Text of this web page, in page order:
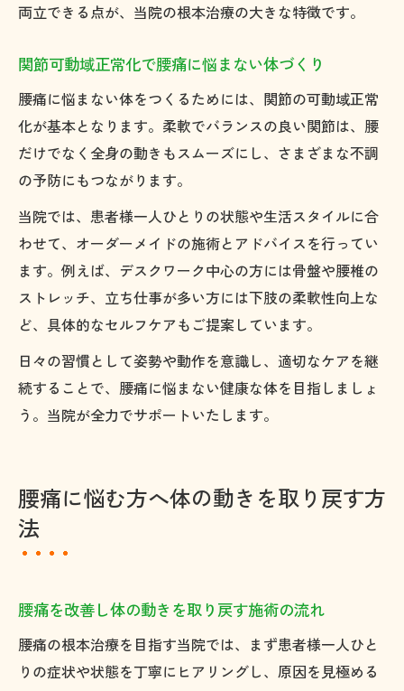
両立できる点が、当院の根本治療の大きな特徴です。
関節可動域正常化で腰痛に悩まない体づくり
腰痛に悩まない体をつくるためには、関節の可動域正常
化が基本となります。柔軟でバランスの良い関節は、腰
だけでなく全身の動きもスムーズにし、さまざまな不調
の予防にもつながります。
当院では、患者様一人ひとりの状態や生活スタイルに合
わせて、オーダーメイドの施術とアドバイスを行ってい
ます。例えば、デスクワーク中心の方には骨盤や腰椎の
ストレッチ、立ち仕事が多い方には下肢の柔軟性向上な
ど、具体的なセルフケアもご提案しています。
日々の習慣として姿勢や動作を意識し、適切なケアを継
続することで、腰痛に悩まない健康な体を目指しましょ
う。当院が全力でサポートいたします。
腰痛に悩む方へ体の動きを取り戻す方
法
腰痛を改善し体の動きを取り戻す施術の流れ
腰痛の根本治療を目指す当院では、まず患者様一人ひと
りの症状や状態を丁寧にヒアリングし、原因を見極める